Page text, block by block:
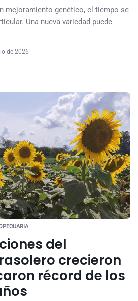
mejoramiento genético, el tiempo se
Una nueva variedad puede
de 2026
del
crecieron
récord de los